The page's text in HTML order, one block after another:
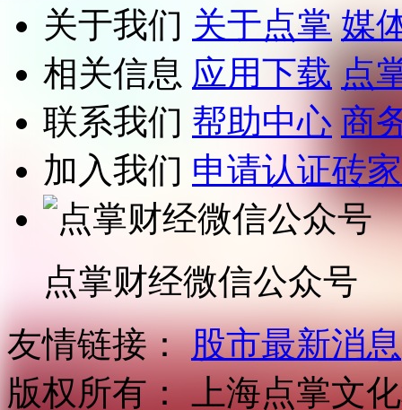
关于我们 关于点掌 媒
相关信息 应用下载 点
联系我们 帮助中心 商
加入我们 申请认证砖家
点掌财经微信公众号
友情链接： 股市最新消息
版权所有： 上海点掌文